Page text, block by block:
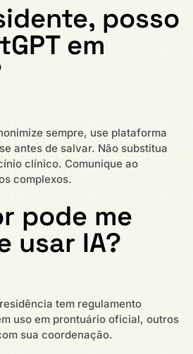
posso
em
sempre, use plataforma
antes de salvar. Não substitua
clínico. Comunique ao
complexos.
pode me
usar IA?
tem regulamento
uso em prontuário oficial, outros
sua coordenação.